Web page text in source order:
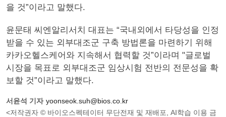
을 것”이라고 말했다.
윤문태 씨엔알리서치 대표는 “국내외에서 타당성을 인정
받을 수 있는 외부대조군 구축 방법론을 마련하기 위해
카카오헬스케어와 지속해서 협력할 것”이라며 "글로벌
시장을 목표로 외부대조군 임상시험 전반의 전문성을 확
보할 것”이라고 말했다.
서윤석 기자 yoonseok.suh@bios.co.kr
<저작권자 © 바이오스펙테이터 무단전재 및 재배포, AI학습 이용 금